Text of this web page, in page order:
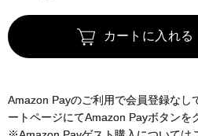
カートに入れる
Amazon Payのご利用で会員登録なし
ートページにてAmazon Payボタンを